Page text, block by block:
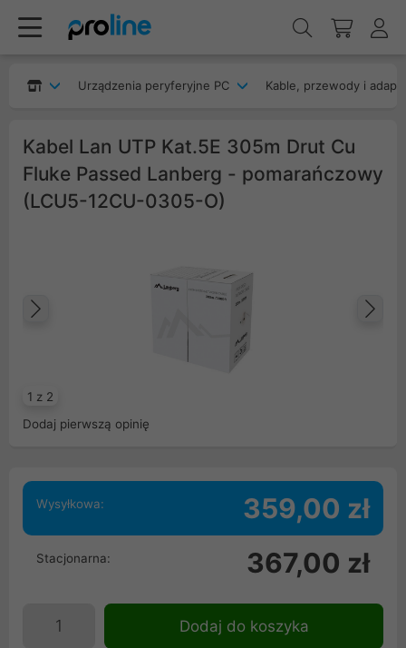
Urządzenia peryferyjne PC Kable, przewody i
Kabel Lan UTP Kat.5E 305m Drut Cu
Fluke Passed Lanberg - pomarańczowy
(LCU5-12CU-0305-O)
1 z 2
Dodaj pierwszą opinię
Wysyłkowa: 359,00 zł
Stacjonarna: 367,00 zł
Dodaj do koszyka